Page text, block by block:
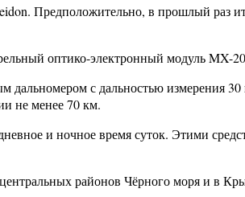
Предположительно, в прошлый раз
оптико-электронный модуль MX-
дальномером с дальностью измерения
не менее 70 км.
и ночное время суток. Этими
районов Чёрного моря и в